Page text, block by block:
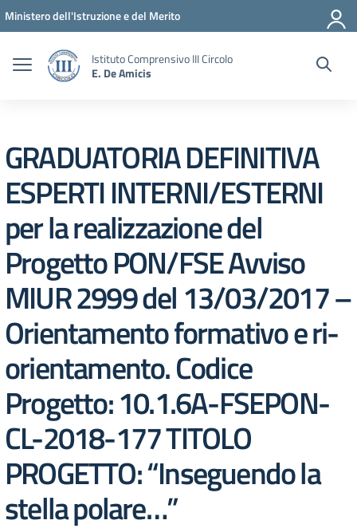
Vai ai contenuti
Vai al menu di navigazione
Vai al footer
Ministero dell'Istruzione e del Merito
Istituto Comprensivo III Circolo
E. De Amicis
GRADUATORIA DEFINITIVA
ESPERTI INTERNI/ESTERNI
per la realizzazione del
Progetto PON/FSE Avviso
MIUR 2999 del 13/03/2017 –
Orientamento formativo e ri-
orientamento. Codice
Progetto: 10.1.6A-FSEPON-
CL-2018-177 TITOLO
PROGETTO: “Inseguendo la
stella polare…”